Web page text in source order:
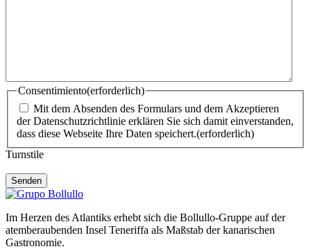
Consentimiento(erforderlich)
Mit dem Absenden des Formulars und dem Akzeptieren
der Datenschutzrichtlinie erklären Sie sich damit einverstanden,
dass diese Webseite Ihre Daten speichert.(erforderlich)
Turnstile
Im Herzen des Atlantiks erhebt sich die Bollullo-Gruppe auf der
atemberaubenden Insel Teneriffa als Maßstab der kanarischen
Gastronomie.